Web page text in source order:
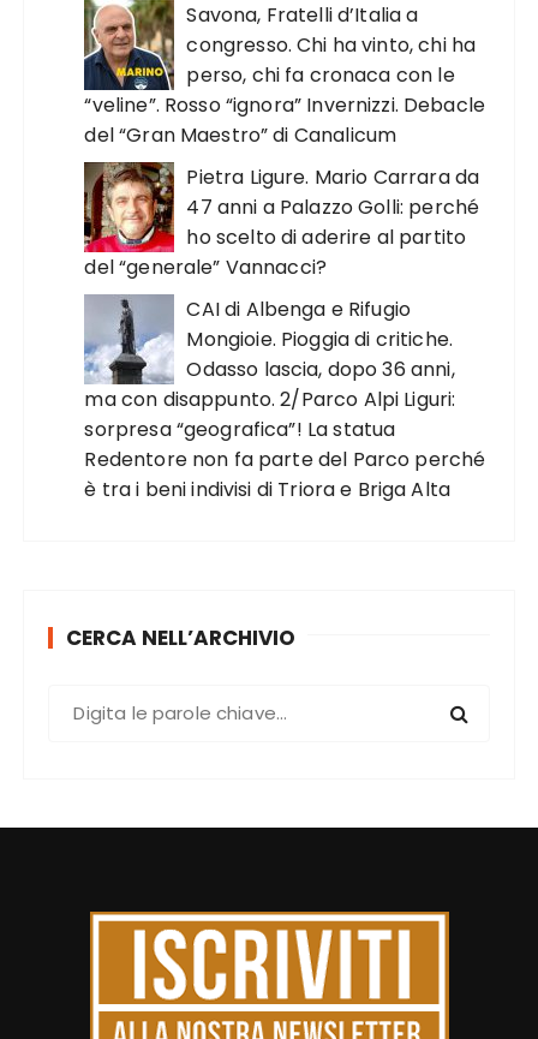
Savona, Fratelli d’Italia a
congresso. Chi ha vinto, chi ha
perso, chi fa cronaca con le
“veline”. Rosso “ignora” Invernizzi. Debacle
del “Gran Maestro” di Canalicum
Pietra Ligure. Mario Carrara da
47 anni a Palazzo Golli: perché
ho scelto di aderire al partito
del “generale” Vannacci?
CAI di Albenga e Rifugio
Mongioie. Pioggia di critiche.
Odasso lascia, dopo 36 anni,
ma con disappunto. 2/Parco Alpi Liguri:
sorpresa “geografica”! La statua
Redentore non fa parte del Parco perché
è tra i beni indivisi di Triora e Briga Alta
CERCA NELL’ARCHIVIO